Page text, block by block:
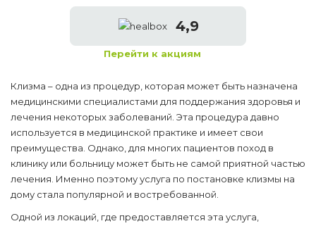
4,9
Перейти к акциям
Клизма – одна из процедур, которая может быть назначена
медицинскими специалистами для поддержания здоровья и
лечения некоторых заболеваний. Эта процедура давно
используется в медицинской практике и имеет свои
преимущества. Однако, для многих пациентов поход в
клинику или больницу может быть не самой приятной частью
лечения. Именно поэтому услуга по постановке клизмы на
дому стала популярной и востребованной.
Одной из локаций, где предоставляется эта услуга,